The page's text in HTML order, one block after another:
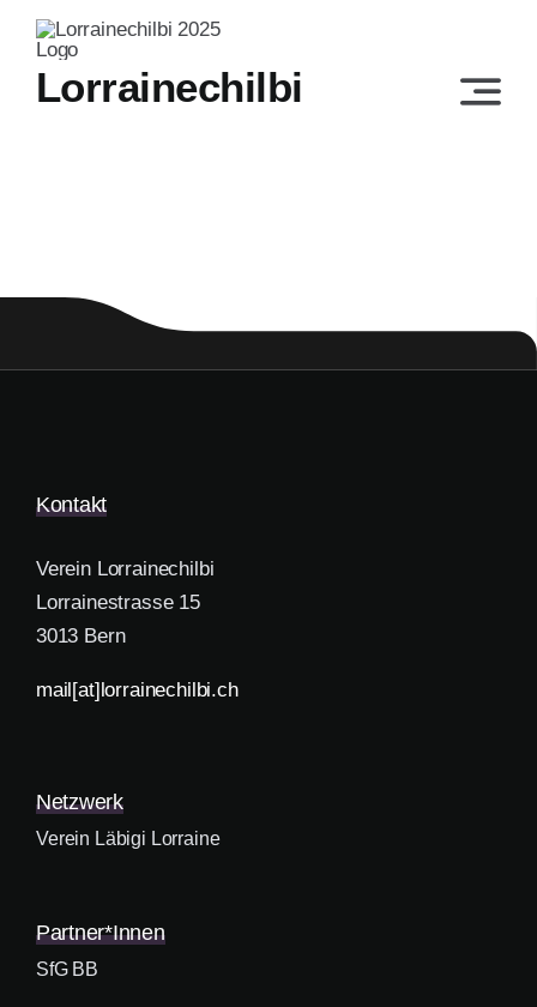
Skip
contentLorrainechilbi
Kontakt
Verein Lorrainechilbi
Lorrainestrasse 15
3013 Bern
mail[at]lorrainechilbi.ch
Netzwerk
Verein Läbigi Lorraine
Partner*innen
SfG BB